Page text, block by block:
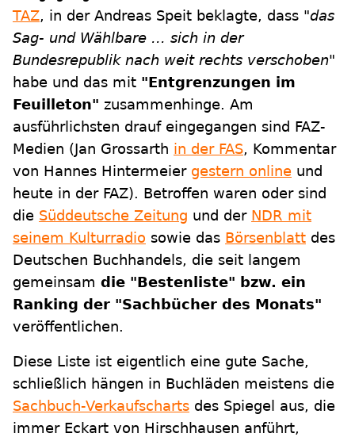
TAZ, in der Andreas Speit beklagte, dass "das
Sag- und Wählbare ... sich in der
Bundesrepublik nach weit rechts verschoben"
habe und das mit "Entgrenzungen im
Feuilleton" zusammenhinge. Am
ausführlichsten drauf eingegangen sind FAZ-
Medien (Jan Grossarth in der FAS, Kommentar
von Hannes Hintermeier gestern online und
heute in der FAZ). Betroffen waren oder sind
die Süddeutsche Zeitung und der NDR mit
seinem Kulturradio sowie das Börsenblatt des
Deutschen Buchhandels, die seit langem
gemeinsam die "Bestenliste" bzw. ein
Ranking der "Sachbücher des Monats"
veröffentlichen.
Diese Liste ist eigentlich eine gute Sache,
schließlich hängen in Buchläden meistens die
Sachbuch-Verkaufscharts des Spiegel aus, die
immer Eckart von Hirschhausen anführt,